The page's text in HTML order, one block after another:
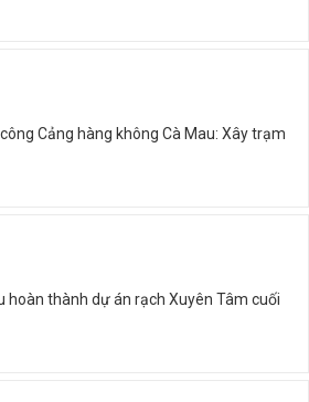
Cảng hàng không Cà Mau: Xây trạm
hoàn thành dự án rạch Xuyên Tâm cuối